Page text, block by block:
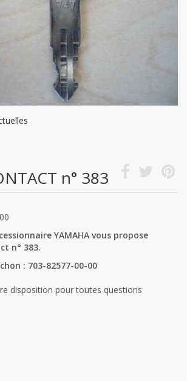
n° 383
YAMAHA vous propose
n° 383.
: 703-82577-00-00
disposition pour toutes questions